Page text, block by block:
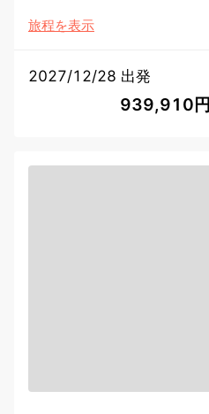
旅程を表示
2027/12/28 出発
939,910円